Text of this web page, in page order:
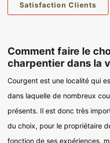
Satisfaction Clients
Comment faire le
charpentier dans la
Courgent est une localité qui
dans laquelle de nombreux
présents. Il est donc très
du choix, pour le propriétaire
fonction de ses expériences,